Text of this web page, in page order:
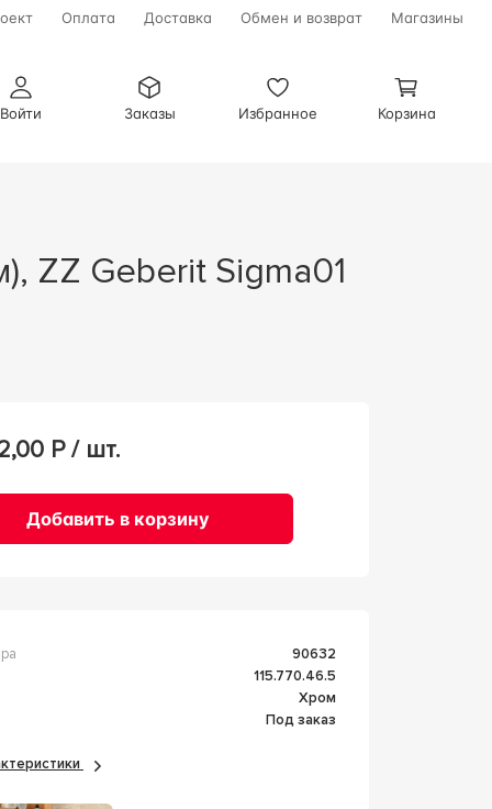
Оплата Доставка Обмен и возврат Магазины
Войти
Заказы Избранное Корзина
Р / шт.
Добавить в корзину
90632
115.770.46.5
Хром
Под заказ